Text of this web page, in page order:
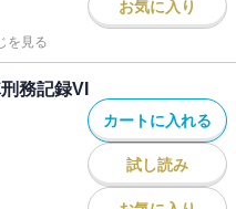
お気に入り
を見る
務記録VI
カートに入れる
試し読み